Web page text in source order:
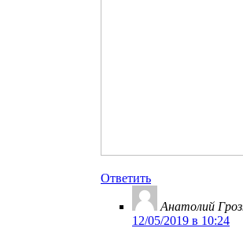
Ответить
Анатолий
12/05/2019 в 10:24